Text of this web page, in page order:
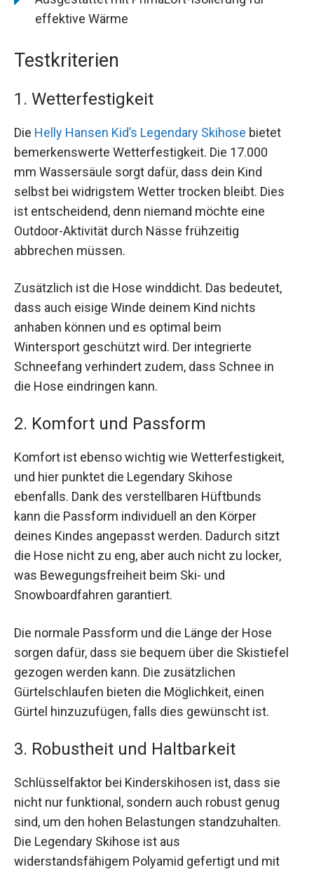
effektive Wärme
Testkriterien
1. Wetterfestigkeit
Die Helly Hansen Kid’s Legendary Skihose bietet
bemerkenswerte Wetterfestigkeit. Die 17.000
mm Wassersäule sorgt dafür, dass dein Kind
selbst bei widrigstem Wetter trocken bleibt. Dies
ist entscheidend, denn niemand möchte eine
Outdoor-Aktivität durch Nässe frühzeitig
abbrechen müssen.
Zusätzlich ist die Hose winddicht. Das bedeutet,
dass auch eisige Winde deinem Kind nichts
anhaben können und es optimal beim
Wintersport geschützt wird. Der integrierte
Schneefang verhindert zudem, dass Schnee in
die Hose eindringen kann.
2. Komfort und Passform
Komfort ist ebenso wichtig wie Wetterfestigkeit,
und hier punktet die Legendary Skihose
ebenfalls. Dank des verstellbaren Hüftbunds
kann die Passform individuell an den Körper
deines Kindes angepasst werden. Dadurch sitzt
die Hose nicht zu eng, aber auch nicht zu locker,
was Bewegungsfreiheit beim Ski- und
Snowboardfahren garantiert.
Die normale Passform und die Länge der Hose
sorgen dafür, dass sie bequem über die Skistiefel
gezogen werden kann. Die zusätzlichen
Gürtelschlaufen bieten die Möglichkeit, einen
Gürtel hinzuzufügen, falls dies gewünscht ist.
3. Robustheit und Haltbarkeit
Schlüsselfaktor bei Kinderskihosen ist, dass sie
nicht nur funktional, sondern auch robust genug
sind, um den hohen Belastungen standzuhalten.
Die Legendary Skihose ist aus
widerstandsfähigem Polyamid gefertigt und mit